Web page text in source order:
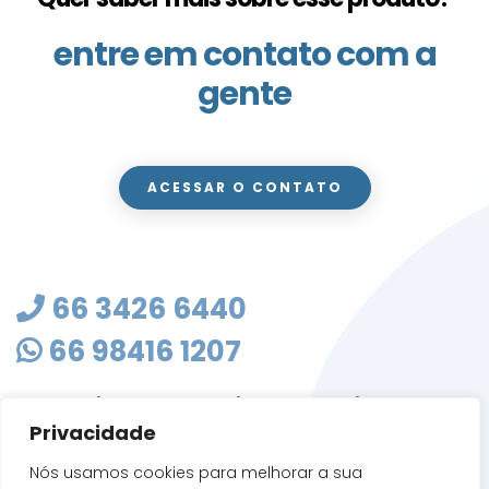
Privacidade
Nós usamos cookies para melhorar a sua
entre em contato com a
gente
ACESSAR O CONTATO
66 3426 6440
66 98416 1207
masterclean@mastercleanmt.com.br
Rua Sete de Setembro, 103 - Vila Birigui
CEP 78705-010